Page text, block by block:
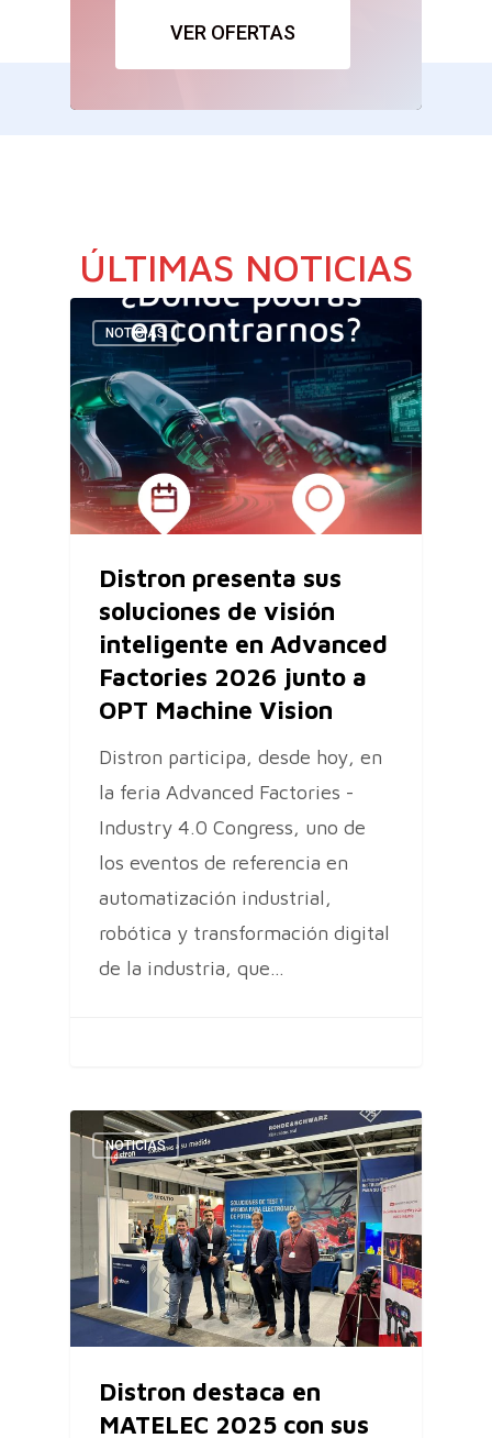
VER OFERTAS
ÚLTIMAS NOTICIAS
NOTICIAS
Distron presenta sus
soluciones de visión
inteligente en Advanced
Factories 2026 junto a
OPT Machine Vision
Distron participa, desde hoy, en
la feria Advanced Factories -
Industry 4.0 Congress, uno de
los eventos de referencia en
automatización industrial,
robótica y transformación digital
de la industria, que…
NOTICIAS
Distron destaca en
MATELEC 2025 con sus